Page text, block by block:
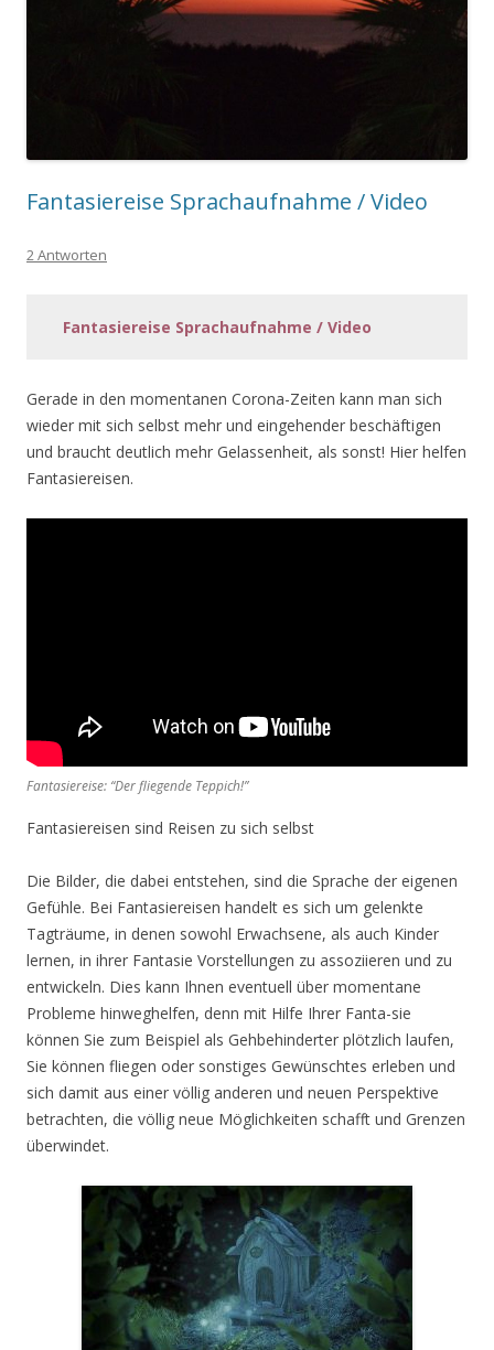
Fantasiereise Sprachaufnahme / Video
2 Antworten
Fantasiereise Sprachaufnahme / Video
Gerade in den momentanen Corona-Zeiten kann man sich
wieder mit sich selbst mehr und eingehender beschäftigen
und braucht deutlich mehr Gelassenheit, als sonst! Hier helfen
Fantasiereisen.
Fantasiereise: “Der fliegende Teppich!”
Fantasiereisen sind Reisen zu sich selbst
Die Bilder, die dabei entstehen, sind die Sprache der eigenen
Gefühle. Bei Fantasiereisen handelt es sich um gelenkte
Tagträume, in denen sowohl Erwachsene, als auch Kinder
lernen, in ihrer Fantasie Vorstellungen zu assoziieren und zu
entwickeln. Dies kann Ihnen eventuell über momentane
Probleme hinweghelfen, denn mit Hilfe Ihrer Fanta-sie
können Sie zum Beispiel als Gehbehinderter plötzlich laufen,
Sie können fliegen oder sonstiges Gewünschtes erleben und
sich damit aus einer völlig anderen und neuen Perspektive
betrachten, die völlig neue Möglichkeiten schafft und Grenzen
überwindet.